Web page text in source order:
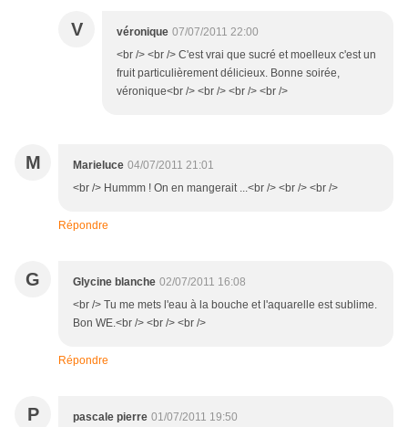
V véronique 07/07/2011 22:00
<br /> <br /> C'est vrai que sucré et moelleux c'est un
fruit particulièrement délicieux. Bonne soirée,
véronique<br /> <br /> <br /> <br />
M Marieluce 04/07/2011 21:01
<br /> Hummm ! On en mangerait ...<br /> <br /> <br />
Répondre
G Glycine blanche 02/07/2011 16:08
<br /> Tu me mets l'eau à la bouche et l'aquarelle est sublime.
Bon WE.<br /> <br /> <br />
Répondre
P pascale pierre 01/07/2011 19:50